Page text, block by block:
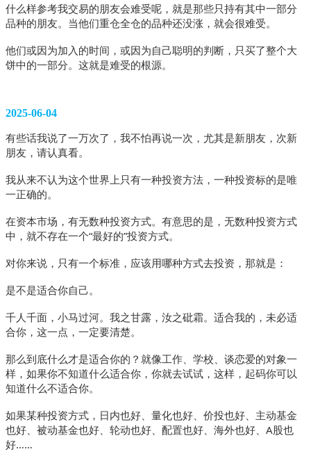
什么样参考我交易的朋友会难受呢，就是那些只持有其中一部分
品种的朋友。当他们重仓全仓的品种还没涨，就会很难受。
他们或因为加入的时间，或因为自己聪明的判断，只买了整个大
饼中的一部分。这就是难受的根源。
2025-06-04
有些话我说了一万次了，我不怕再说一次，尤其是新朋友，次新
朋友，请认真看。
我从来不认为这个世界上只有一种投资方法，一种投资标的是唯
一正确的。
在资本市场，有无数种投资方式。有意思的是，无数种投资方式
中，就不存在一个“最好的”投资方式。
对你来说，只有一个标准，应该用哪种方式去投资，那就是：
是不是适合你自己。
千人千面，小马过河。我之甘露，汝之砒霜。适合我的，未必适
合你，这一点，一定要清楚。
那么到底什么才是适合你的？就像工作、学校、谈恋爱的对象一
样，如果你不知道什么适合你，你就去试试，这样，起码你可以
知道什么不适合你。
如果某种投资方式，日内也好、量化也好、价投也好、主动基金
也好、被动基金也好、轮动也好、配置也好、海外也好、A股也
好……